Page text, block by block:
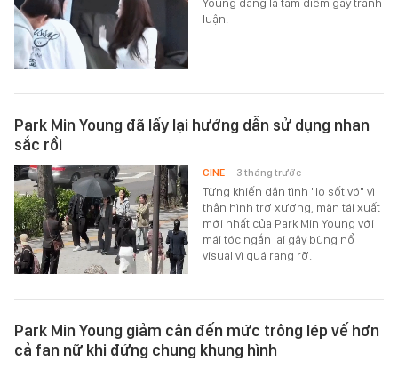
Young đang là tâm điểm gây tranh
luận.
Park Min Young đã lấy lại hướng dẫn sử dụng nhan
sắc rồi
Từng khiến dân tình "lo sốt vó" vì
thân hình trơ xương, màn tái xuất
mới nhất của Park Min Young với
mái tóc ngắn lại gây bùng nổ
visual vì quá rạng rỡ.
CINE - 3 tháng trước
Park Min Young giảm cân đến mức trông lép vế hơn
cả fan nữ khi đứng chung khung hình